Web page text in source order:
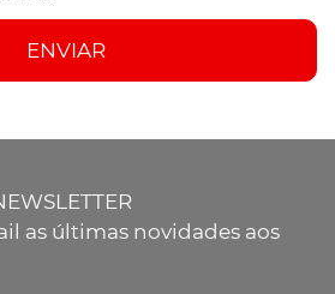
ENVIAR
as últimas novidades aos